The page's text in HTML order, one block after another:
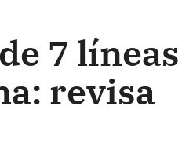
7 líneas
revisa